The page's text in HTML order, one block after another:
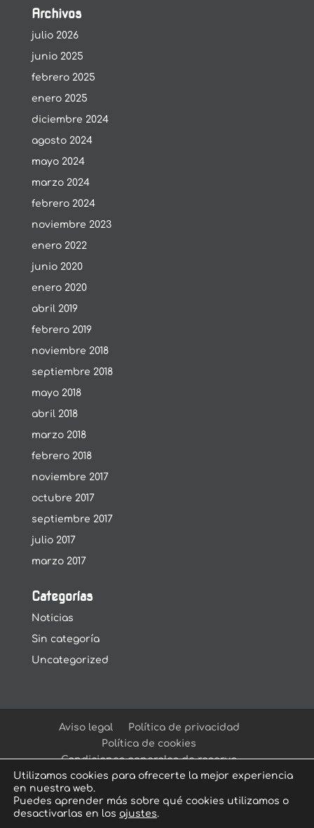
Archivos
julio 2026
junio 2025
febrero 2025
enero 2025
diciembre 2024
agosto 2024
mayo 2024
marzo 2024
febrero 2024
noviembre 2023
enero 2022
junio 2020
enero 2020
abril 2019
febrero 2019
noviembre 2018
septiembre 2018
mayo 2018
abril 2018
marzo 2018
febrero 2018
noviembre 2017
octubre 2017
septiembre 2017
julio 2017
marzo 2017
Categorías
Noticias
Sin categoría
Uncategorized
Aviso legal
Política de privacidad
Política de cookies
Condiciones generales de reserva
Utilizamos cookies para ofrecerte la mejor experiencia
en nuestra web.
Puedes aprender más sobre qué cookies utilizamos o
desactivarlas en los ajustes.